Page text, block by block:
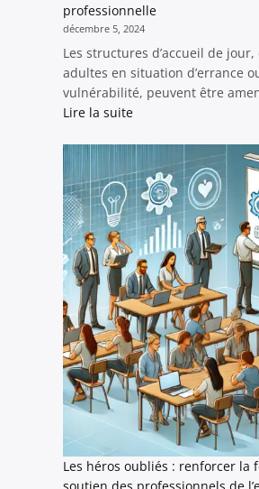
professionnelle
décembre 5, 2024
Les structures d’accueil de
adultes en situation d’errance
vulnérabilité, peuvent être
Lire la suite:
parents
avec
jeunes
enfants
dans
des
structures
de
jour
:
entre
humanisme
et
exigence
professionnelle
Les héros oubliés : renforcer la